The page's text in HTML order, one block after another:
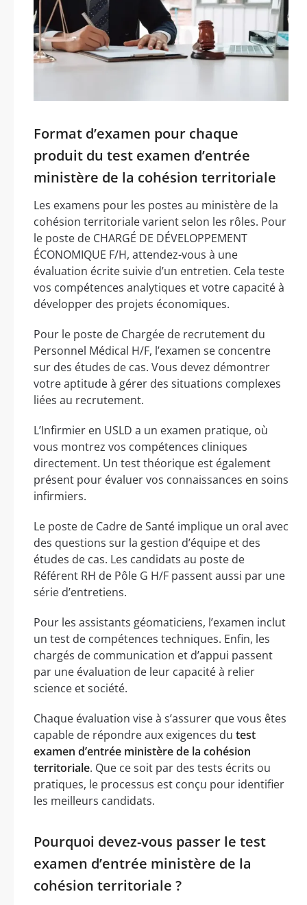
Format d’examen pour chaque
produit du test examen d’entrée
ministère de la cohésion territoriale
Les examens pour les postes au ministère de la
cohésion territoriale varient selon les rôles. Pour
le poste de CHARGÉ DE DÉVELOPPEMENT
ÉCONOMIQUE F/H, attendez-vous à une
évaluation écrite suivie d’un entretien. Cela teste
vos compétences analytiques et votre capacité à
développer des projets économiques.
Pour le poste de Chargée de recrutement du
Personnel Médical H/F, l’examen se concentre
sur des études de cas. Vous devez démontrer
votre aptitude à gérer des situations complexes
liées au recrutement.
L’Infirmier en USLD a un examen pratique, où
vous montrez vos compétences cliniques
directement. Un test théorique est également
présent pour évaluer vos connaissances en soins
infirmiers.
Le poste de Cadre de Santé implique un oral avec
des questions sur la gestion d’équipe et des
études de cas. Les candidats au poste de
Référent RH de Pôle G H/F passent aussi par une
série d’entretiens.
Pour les assistants géomaticiens, l’examen inclut
un test de compétences techniques. Enfin, les
chargés de communication et d’appui passent
par une évaluation de leur capacité à relier
science et société.
Chaque évaluation vise à s’assurer que vous êtes
capable de répondre aux exigences du test
examen d’entrée ministère de la cohésion
territoriale. Que ce soit par des tests écrits ou
pratiques, le processus est conçu pour identifier
les meilleurs candidats.
Pourquoi devez-vous passer le test
examen d’entrée ministère de la
cohésion territoriale ?